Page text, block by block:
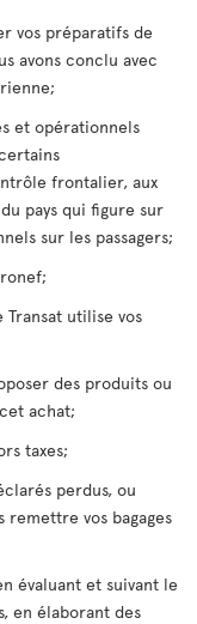
vos préparatifs de
avons conclu avec
et opérationnels
frontalier, aux
pays qui figure sur
sur les passagers;
Transat utilise vos
des produits ou
achat;
taxes;
perdus, ou
remettre vos bagages
évaluant et suivant le
en élaborant des